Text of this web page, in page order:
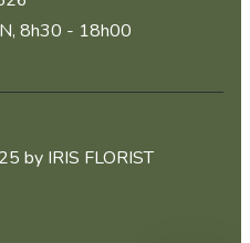
8h30 - 18h00
by IRIS FLORIST